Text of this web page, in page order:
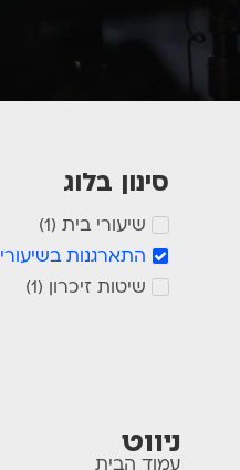
סינון בלוג
שיעורי בית (
1
)
התארגנות
שיטות זיכרון (
1
)
ניווט
עמוד הבית